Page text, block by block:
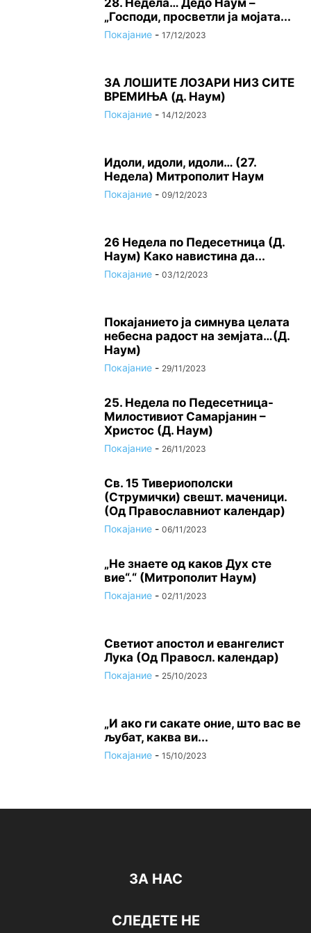
28. Недела… Дедо Наум –
„Господи, просветли ја мојата...
Покајание - 17/12/2023
ЗА ЛОШИТЕ ЛОЗАРИ НИЗ СИТЕ
ВРЕМИЊА (д. Наум)
Покајание - 14/12/2023
Идоли, идоли, идоли… (27.
Недела) Митрополит Наум
Покајание - 09/12/2023
26 Недела по Педесетница (Д.
Наум) Како навистина да...
Покајание - 03/12/2023
Покајанието ја симнува целата
небесна радост на земјата…(Д.
Наум)
Покајание - 29/11/2023
25. Недела по Педесетница-
Милостивиот Самарјанин –
Христос (Д. Наум)
Покајание - 26/11/2023
Св. 15 Тивeриoпoлски
(Струмички) свeшт. маченици.
(Од Православниот календар)
Покајание - 06/11/2023
„Не знаете од каков Дух сте
вие“.“ (Митрополит Наум)
Покајание - 02/11/2023
Светиот апостол и евангелист
Лука (Од Правосл. календар)
Покајание - 25/10/2023
„И ако ги сакате оние, што вас ве
љубат, каква ви...
Покајание - 15/10/2023
ЗА НАС
СЛЕДЕТЕ НЕ